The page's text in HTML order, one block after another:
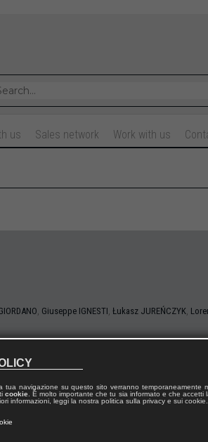
us Sales network Work with us
, Giuseppe IGNESTI, Łukasz JUREŃCZYK,
contemporanea e le relazioni
per il periodo relativo all’attualità.
e originali da parte di storici, di esperti della
tua navigazione su questo sito verranno temporaneamente
cookie. È molto importante che tu sia informato e che accetti
informazioni, leggi la nostra politica sulla privacy e sui cookie.